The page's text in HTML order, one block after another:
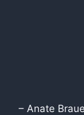
– Anate